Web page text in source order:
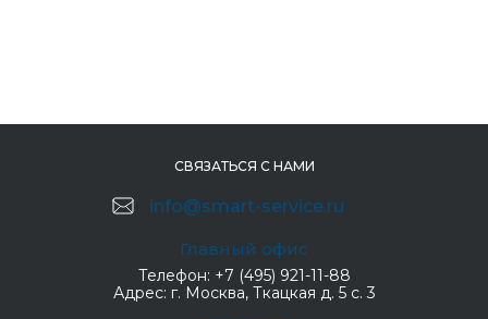
СВЯЗАТЬСЯ С НАМИ
info@smart-service.ru
Главный офис
Телефон: +7 (495) 921-11-88
Адрес: г. Москва, Ткацкая д. 5 с. 3